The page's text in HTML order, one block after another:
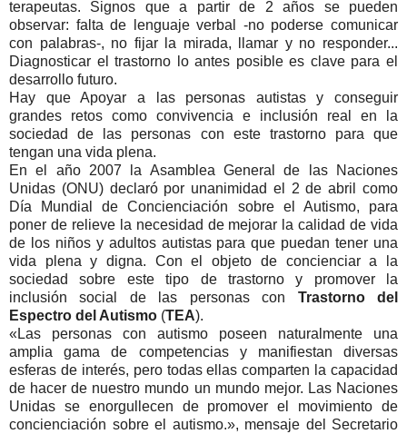
terapeutas. Signos que a partir de 2 años se pueden
observar: falta de lenguaje verbal -no poderse comunicar
con palabras-, no fijar la mirada, llamar y no responder...
Diagnosticar el trastorno lo antes posible es clave para el
desarrollo futuro.
Hay que Apoyar a las personas autistas y conseguir
grandes retos como convivencia e inclusión real en la
sociedad de las personas con este trastorno para que
tengan una vida plena.
En el año 2007 la Asamblea General de las Naciones
Unidas (ONU) declaró por unanimidad el 2 de abril como
Día Mundial de Concienciación sobre el Autismo, para
poner de relieve la necesidad de mejorar la calidad de vida
de los niños y adultos autistas para que puedan tener una
vida plena y digna. Con el objeto de concienciar a la
sociedad sobre este tipo de trastorno y promover la
inclusión social de las personas con Trastorno del
Espectro del Autismo (TEA).
«Las personas con autismo poseen naturalmente una
amplia gama de competencias y manifiestan diversas
esferas de interés, pero todas ellas comparten la capacidad
de hacer de nuestro mundo un mundo mejor. Las Naciones
Unidas se enorgullecen de promover el movimiento de
concienciación sobre el autismo.», mensaje del Secretario